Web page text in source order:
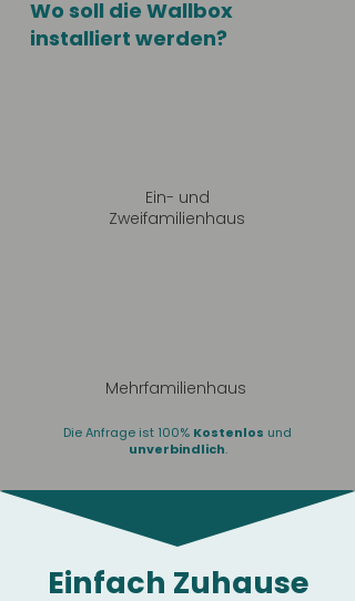
Wo soll die Wallbox
installiert werden?
Ein- und
Zweifamilienhaus
Mehrfamilienhaus
Die Anfrage ist 100% Kostenlos und
unverbindlich.
Einfach Zuhause